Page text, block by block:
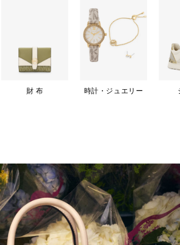
財 布 時計・ジュエリー